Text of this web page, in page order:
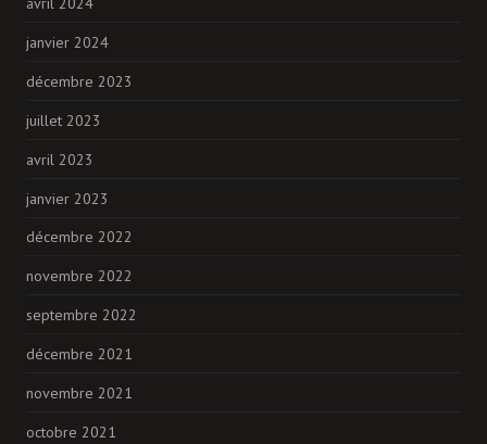
janvier 2024
décembre 2023
juillet 2023
avril 2023
janvier 2023
décembre 2022
novembre 2022
septembre 2022
décembre 2021
novembre 2021
octobre 2021